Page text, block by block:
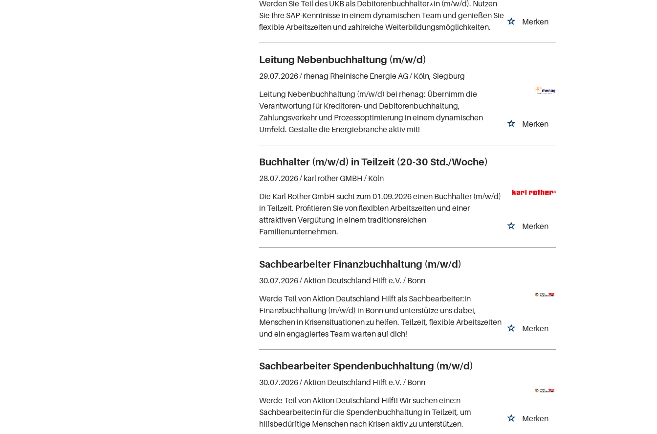
Merken
Werden Sie Teil des UKB als Debitorenbuchhalter*in (m/w/d). Nutzen
Sie Ihre SAP-Kenntnisse in einem dynamischen Team und genießen Sie
flexible Arbeitszeiten und zahlreiche Weiterbildungsmöglichkeiten.
Leitung Nebenbuchhaltung (m/w/d)
Merken
29.07.2026 / rhenag Rheinische Energie AG/ Köln, Siegburg
Leitung Nebenbuchhaltung (m/w/d) bei rhenag: Übernimm die
Verantwortung für Kreditoren- und Debitorenbuchhaltung,
Zahlungsverkehr und Prozessoptimierung in einem dynamischen
Umfeld. Gestalte die Energiebranche aktiv mit!
Buchhalter (m/w/d) in Teilzeit (20-30 Std./Woche)
Merken
28.07.2026 / karl rother GMBH / Köln
Die Karl Rother GmbH sucht zum 01.09.2026 einen Buchhalter (m/w/d)
in Teilzeit. Profitieren Sie von flexiblen Arbeitszeiten und einer
attraktiven Vergütung in einem traditionsreichen
Familienunternehmen.
Sachbearbeiter Finanzbuchhaltung (m/w/d)
Merken
30.07.2026 / Aktion Deutschland Hilft e.V. / Bonn
Werde Teil von Aktion Deutschland Hilft als Sachbearbeiter:in
Finanzbuchhaltung (m/w/d) in Bonn und unterstütze uns dabei,
Menschen in Krisensituationen zu helfen. Teilzeit, flexible Arbeitszeiten
und ein engagiertes Team warten auf dich!
Sachbearbeiter Spendenbuchhaltung (m/w/d)
Merken
30.07.2026 /Aktion Deutschland Hilft e.V. / Bonn
Werde Teil von Aktion Deutschland Hilft! Wir suchen eine:n
Sachbearbeiter:in für die Spendenbuchhaltung in Teilzeit, um
hilfsbedürftige Menschen nach Krisen aktiv zu unterstützen.